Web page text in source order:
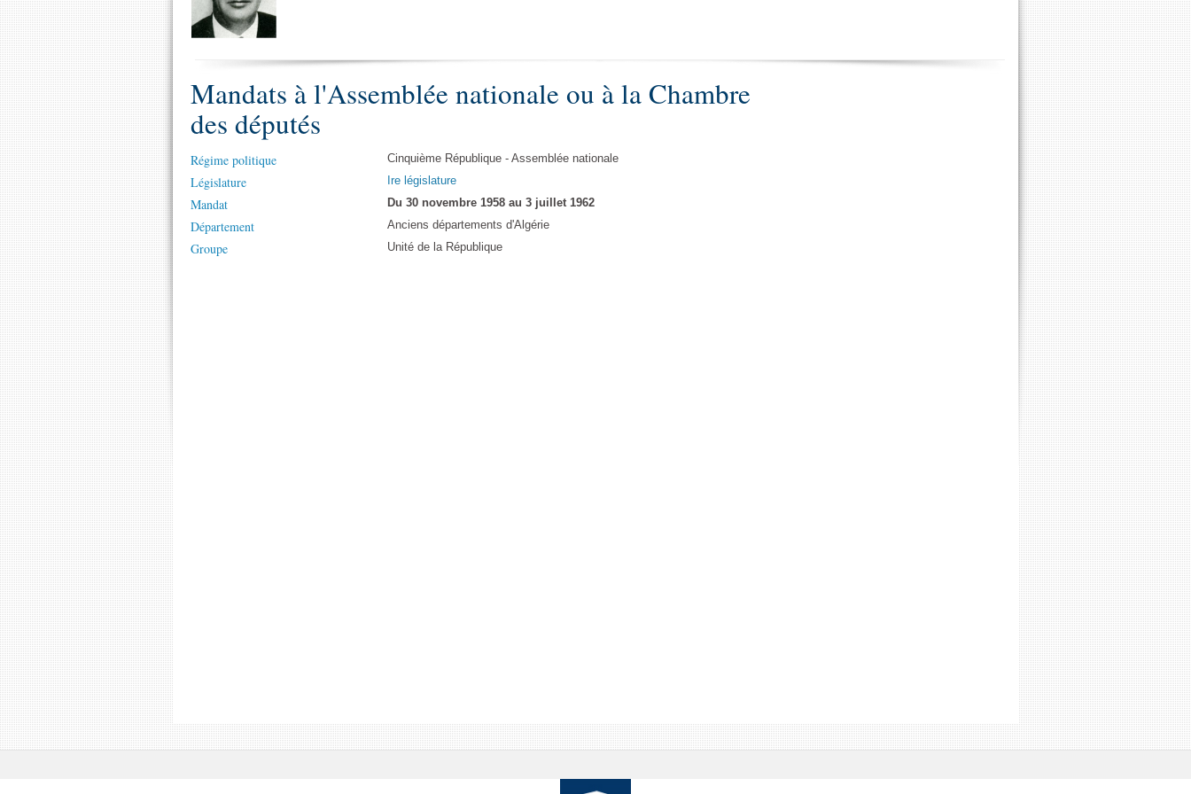
Mandats à l'Assemblée nationale ou à la Chambre
des députés
Régime politique Cinquième République - Assemblée nationale
Législature Ire législature
Mandat Du 30 novembre 1958 au 3 juillet 1962
Département Anciens départements d'Algérie
Groupe Unité de la République